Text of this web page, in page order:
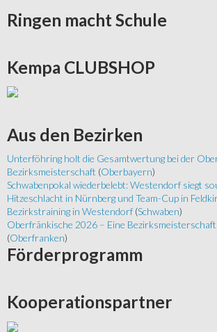
Ringen macht Schule
Kempa CLUBSHOP
Aus den Bezirken
Unterföhring holt die Gesamtwertung bei der
Bezirksmeisterschaft (Oberbayern)
Schwabenpokal wiederbelebt: Westendorf siegt
Hitzeschlacht in Nürnberg und Team-Cup in
Bezirkstraining in Westendorf (Schwaben)
Oberfränkische 2026 – Eine
(Oberfranken)
Förderprogramm
Kooperationspartner